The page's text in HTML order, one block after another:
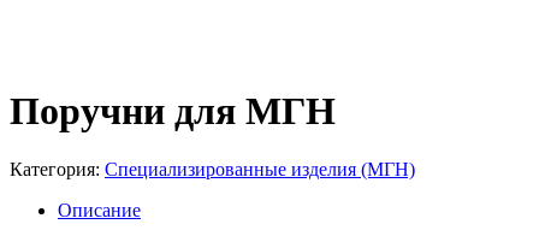
Поручни для МГН
Категория: Специализированные изделия (МГН)
Описание